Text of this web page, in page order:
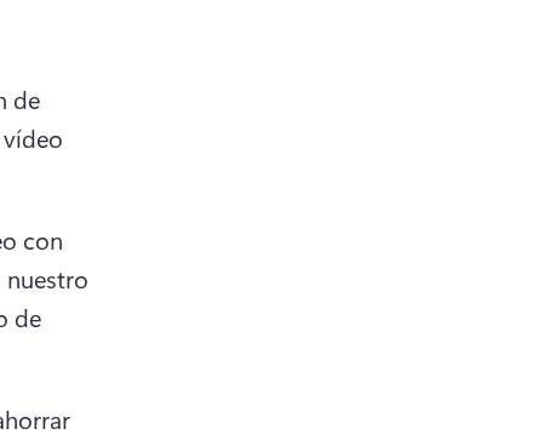
de
con
nuestro
de